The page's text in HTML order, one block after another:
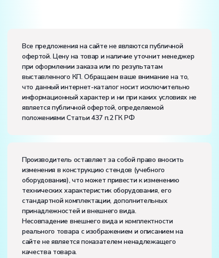
Потребляемая мощность, В·А:1500
Электропитание:
напряжение, В:220
частота, Гц:50
Класс защиты от поражения электрическим током:
Диапазон рабочих температур, ˚С:+10…+35
Влажность, %:до 80
Все предложения на сайте не являются публичной
офертой. Цену на товар и наличие уточнит менеджер
при оформлении заказа или по результатам
выставленного КП. Обращаем ваше внимание на то,
что данный интернет-каталог носит исключительно
информационный характер и ни при каких условиях не
является публичной офертой, определяемой
положениями Статьи 437 п.2 ГК РФ
Производитель оставляет за собой право вносить
изменения в конструкцию стендов (учебного
оборудования), что может привести к изменению
технических характеристик оборудования, его
стандартной комплектации, дополнительных
принадлежностей и внешнего вида.
Несовпадение внешнего вида и комплектности
реального товара с изображением и описанием на
сайте не является показателем ненадлежащего
качества товара.